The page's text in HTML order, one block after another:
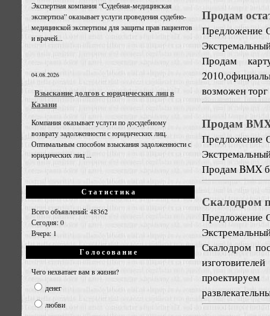
Экспертная компания “Судебная-медицинская
экспертиза” оказывает услуги проведения судебно-
медицинской экспертизы для защиты прав пациентов
и врачей...
04.08.2026
Взыскание долгов с юридических лиц в
Казани
Компания оказывает услуги по досудебному
возврату задолженности с юридических лиц.
Оптимальным способом взыскания задолженности с
юридических лиц ...
Статистика
Всего объявлений: 48362
Сегодня: 0
Вчера: 1
Голосование
Чего нехватает вам в жизни?
денег
любви
Продам
Предложение
Продам
возможен торг
Продам
Предложение
Продам BMX
Скалодром
Предложение
Скалодром